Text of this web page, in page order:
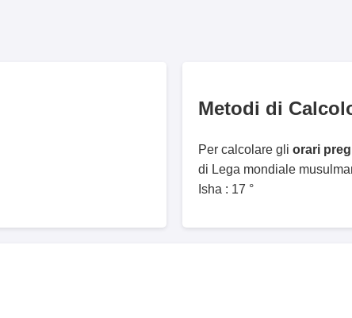
Metodi di
Per calcolare gli orari
di Lega mondiale
Isha : 17 °